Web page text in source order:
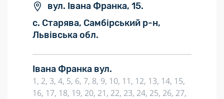
вул. Івана Франка, 15.
с. Старява, Самбірський р-н,
Львівська обл.
Івана Франка вул.
1, 2, 3, 4, 5, 6, 7, 8, 9, 10, 11, 12, 13, 14, 15,
16, 17, 18, 19, 20, 21, 22, 23, 24, 25, 26, 27,